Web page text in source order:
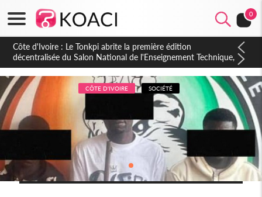
0
Côte d'Ivoire : PPA-CI, Gbagbo délègue une partie de ses
prérogatives de président à 05 cadres, vers sa retraite
politique ?
CÔTE D'IVOIRE SOCIÉTÉ